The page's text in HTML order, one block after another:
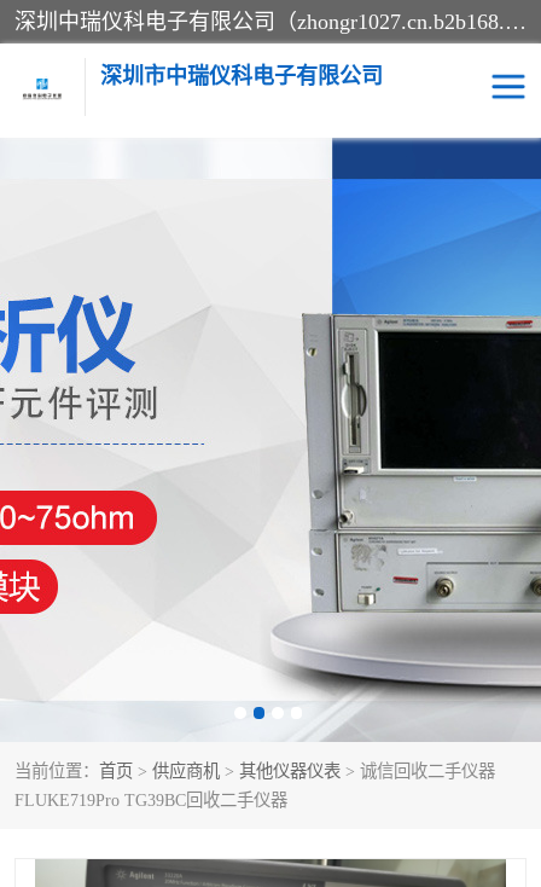
深圳中瑞仪科电子有限公司（zhongr1027.cn.b2b168.com）主要从事回收二手仪器，工厂仪器，回收示波器，KeysightE4980A，FLUKE754，MT8852B，IFR3920，Agilent N4010A，MT8852B等业务，全国统一热线：13570873835。深圳中瑞仪科电子有限公司整批或单出，专业评估高价回收工厂闲置仪器。
深圳市中瑞仪科电子有限公司
当前位置： 首页 > 供应商机 > 其他仪器仪表 > 诚信回收二手仪器
FLUKE719Pro TG39BC回收二手仪器
电阻-功率计 频谱分析仪
万用表 综合测试仪
蓝牙测试仪 网络分析仪
过程校验仪 电桥测试仪
泰克示波器 电池测试仪
函数信号发生器
校准件
阻抗分析仪
音频分析仪